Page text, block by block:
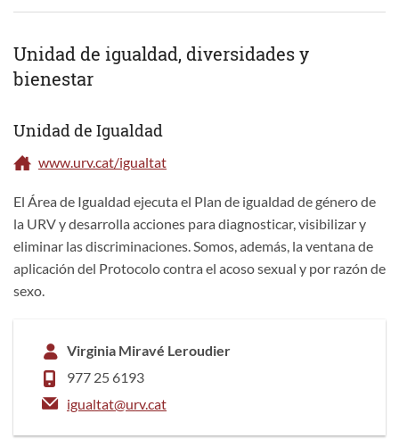
Unidad de igualdad, diversidades y
bienestar
Unidad de Igualdad
www.urv.cat/igualtat
El Área de Igualdad ejecuta el Plan de igualdad de género de
la URV y desarrolla acciones para diagnosticar, visibilizar y
eliminar las discriminaciones. Somos, además, la ventana de
aplicación del Protocolo contra el acoso sexual y por razón de
sexo.
Virginia Miravé Leroudier
977 25 6193
igualtat@urv.cat